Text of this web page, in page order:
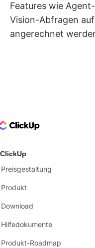
Features wie
Vision-Abfragen
angerechnet
Logo
ClickUp
Preisgestaltung
Produkt
Download
Hilfedokumente
Produkt-Roadmap